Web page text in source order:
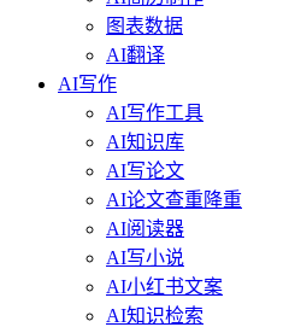
图表数据
AI翻译
AI写作
AI写作工具
AI知识库
AI写论文
AI论文查重降重
AI阅读器
AI写小说
AI小红书文案
AI知识检索